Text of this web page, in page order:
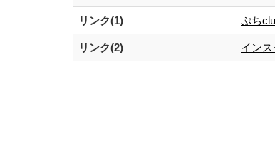
リンク(1) ぷち
リンク(2) イン